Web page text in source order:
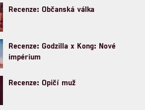
Recenze: Občanská válka
Recenze: Godzilla x Kong: Nové
impérium
Recenze: Opičí muž